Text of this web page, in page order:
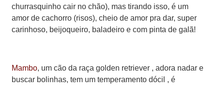
churrasquinho cair no chão), mas tirando isso, é um
amor de cachorro (risos), cheio de amor pra dar, super
carinhoso, beijoqueiro, baladeiro e com pinta de galã!
Mambo, um cão da raça golden retriever , adora nadar e
buscar bolinhas, tem um temperamento dócil , é